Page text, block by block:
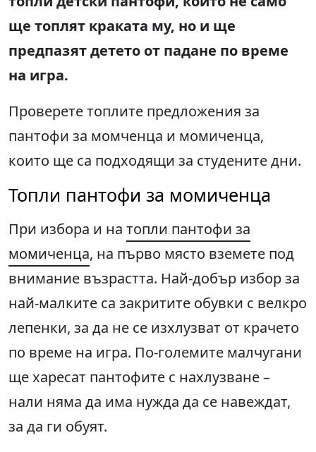
ще топлят краката му, но и ще
предпазят детето от падане по време
на игра.
Проверете топлите предложения за
пантофи за момченца и момиченца,
които ще са подходящи за студените дни.
Топли пантофи за момиченца
При избора и на топли пантофи за
момиченца, на първо място вземете под
внимание възрастта. Най-добър избор за
най-малките са закритите обувки с велкро
лепенки, за да не се изхлузват от крачето
по време на игра. По-големите малчугани
ще харесат пантофите с нахлузване –
нали няма да има нужда да се навеждат,
за да ги обуят.